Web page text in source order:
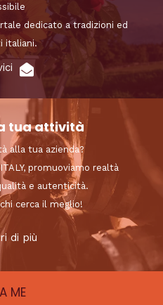
dedicato a tradizioni ed
italiani.
tua attività
alla tua azienda?
promuoviamo realtà
e autenticità.
cerca il meglio!
di più
ME